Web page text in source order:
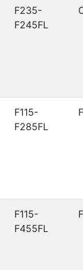
F235-
F245FL
F115-
F285FL
F115-
F455FL